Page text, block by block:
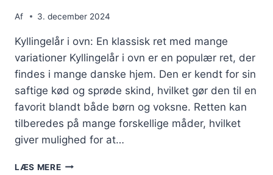
Af 3. december 2024
Kyllingelår i ovn: En klassisk ret med mange
variationer Kyllingelår i ovn er en populær ret, der
findes i mange danske hjem. Den er kendt for sin
saftige kød og sprøde skind, hvilket gør den til en
favorit blandt både børn og voksne. Retten kan
tilberedes på mange forskellige måder, hvilket
giver mulighed for at…
LÆS MEREKYLLINGELÅR